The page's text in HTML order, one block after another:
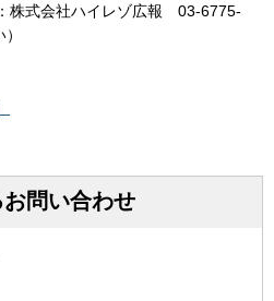
社ハイレゾ広報 03-6775-
問い合わせ